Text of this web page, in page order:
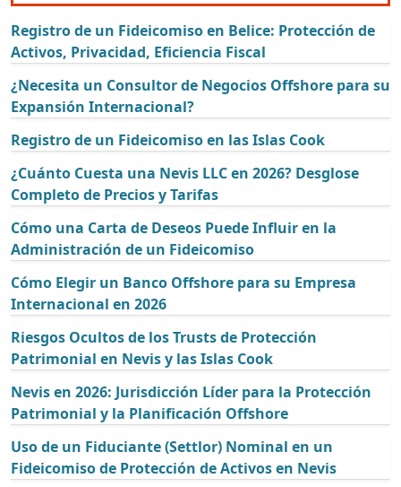
Registro de un Fideicomiso en Belice: Protección de
Activos, Privacidad, Eficiencia Fiscal
¿Necesita un Consultor de Negocios Offshore para su
Expansión Internacional?
Registro de un Fideicomiso en las Islas Cook
¿Cuánto Cuesta una Nevis LLC en 2026? Desglose
Completo de Precios y Tarifas
Cómo una Carta de Deseos Puede Influir en la
Administración de un Fideicomiso
Cómo Elegir un Banco Offshore para su Empresa
Internacional en 2026
Riesgos Ocultos de los Trusts de Protección
Patrimonial en Nevis y las Islas Cook
Nevis en 2026: Jurisdicción Líder para la Protección
Patrimonial y la Planificación Offshore
Uso de un Fiduciante (Settlor) Nominal en un
Fideicomiso de Protección de Activos en Nevis